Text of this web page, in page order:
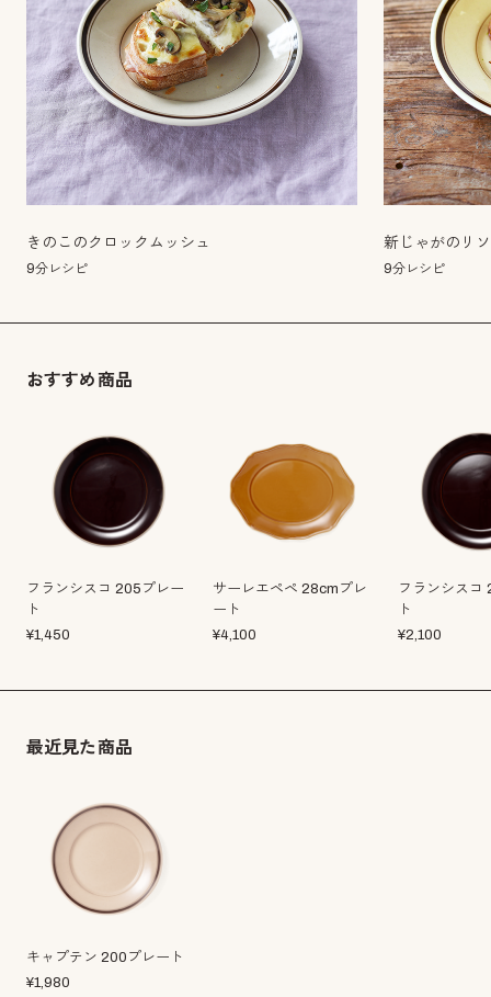
きのこのクロックムッシュ
9分レシピ
新じゃがのリ
9分レシピ
おすすめ商品
フランシスコ 205プレー
ト
¥1,450
サーレエペペ 28cmプレ
ート
¥4,100
フランシスコ
ト
¥2,100
最近見た商品
キャプテン 200プレート
¥1,980